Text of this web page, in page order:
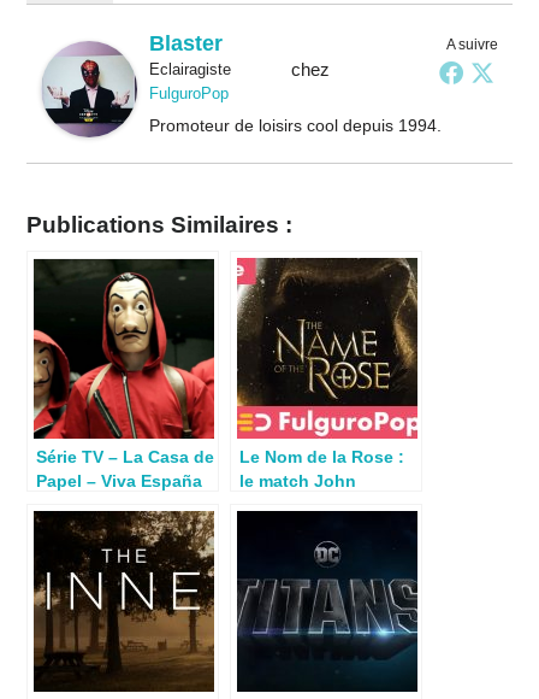
A suivre
Blaster
Eclairagistechez
FulguroPop
Promoteur de loisirs cool depuis 1994.
Publications Similaires :
Série TV – La Casa de
Papel – Viva España
Le Nom de la Rose :
le match John